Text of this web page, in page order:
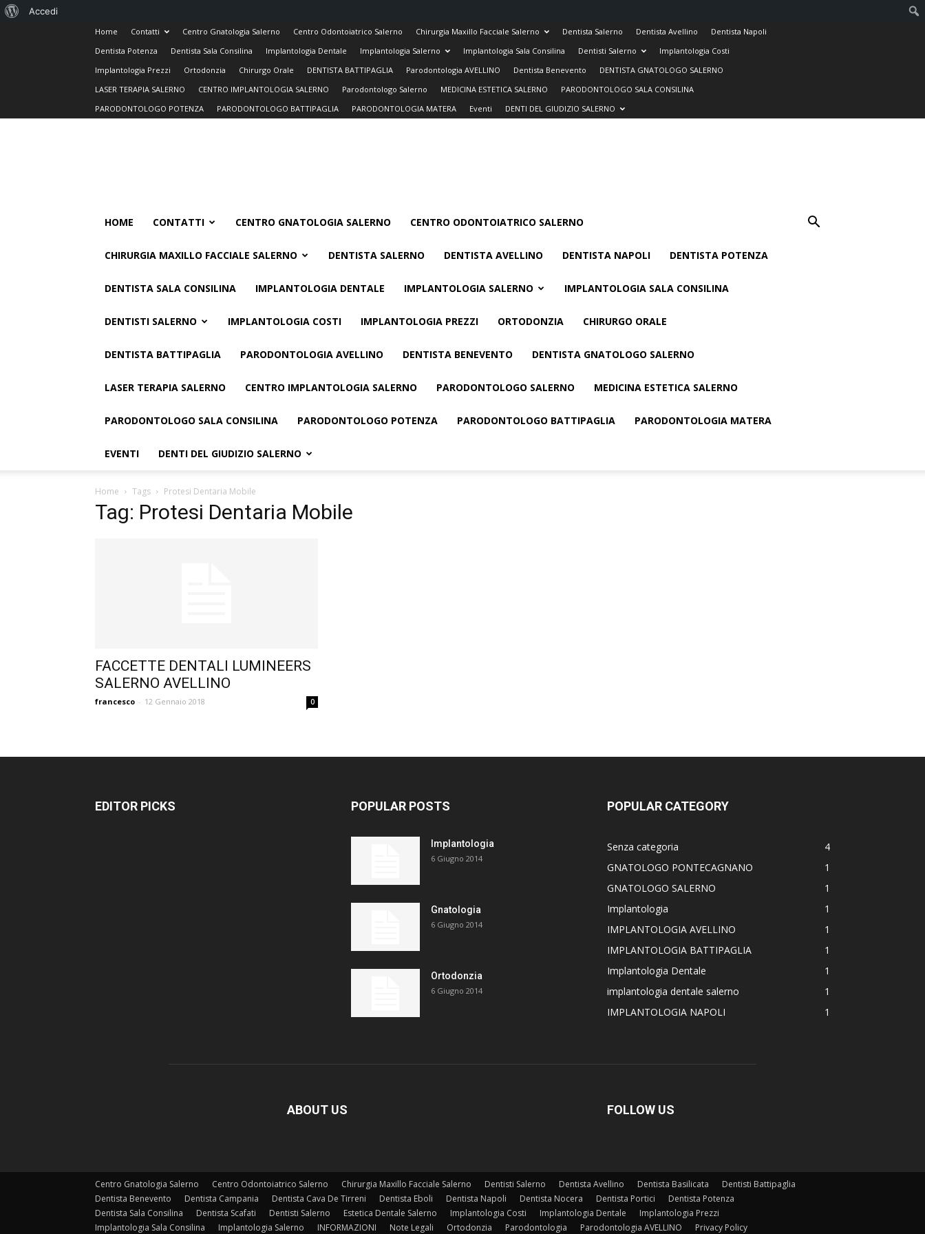
Home Contatti Centro Gnatologia Salerno Centro Odontoiatrico Salerno Chirurgia Maxillo Facciale Salerno Dentista Salerno Dentista Avellino
Dentista Napoli
Dentista Potenza
Dentista Sala Consilina Implantologia Dentale Implantologia Salerno Implantologia Sala Consilina Dentisti Salerno
Implantologia Costi
Implantologia Prezzi
Ortodonzia Chirurgo Orale DENTISTA BATTIPAGLIA Parodontologia AVELLINO Dentista Benevento
DENTISTA GNATOLOGO SALERNO
LASER TERAPIA SALERNO
CENTRO IMPLANTOLOGIA SALERNO Parodontologo Salerno MEDICINA ESTETICA SALERNO
PARODONTOLOGO SALA CONSILINA
PARODONTOLOGO POTENZA
PARODONTOLOGO BATTIPAGLIA PARODONTOLOGIA MATERA Eventi DENTI DEL GIUDIZIO SALERNO
HOME CONTATTI CENTRO GNATOLOGIA SALERNO CENTRO ODONTOIATRICO SALERNO
CHIRURGIA MAXILLO FACCIALE SALERNO DENTISTA SALERNO DENTISTA AVELLINO DENTISTA NAPOLI DENTISTA POTENZA
DENTISTA SALA CONSILINA IMPLANTOLOGIA DENTALE IMPLANTOLOGIA SALERNO IMPLANTOLOGIA SALA CONSILINA
DENTISTI SALERNO IMPLANTOLOGIA COSTI IMPLANTOLOGIA PREZZI ORTODONZIA CHIRURGO ORALE
DENTISTA BATTIPAGLIA PARODONTOLOGIA AVELLINO DENTISTA BENEVENTO DENTISTA GNATOLOGO SALERNO
LASER TERAPIA SALERNO CENTRO IMPLANTOLOGIA SALERNO PARODONTOLOGO SALERNO MEDICINA ESTETICA SALERNO
PARODONTOLOGO SALA CONSILINA PARODONTOLOGO POTENZA PARODONTOLOGO BATTIPAGLIA PARODONTOLOGIA MATERA
EVENTI DENTI DEL GIUDIZIO SALERNO
Home Tags Protesi Dentaria Mobile
Tag: Protesi Dentaria Mobile
FACCETTE DENTALI LUMINEERS
SALERNO AVELLINO
francesco - 12 Gennaio 2018 0
EDITOR PICKS POPULAR POSTS
Implantologia
6 Giugno 2014
Gnatologia
6 Giugno 2014
Ortodonzia
6 Giugno 2014
POPULAR CATEGORY
Senza categoria
4
GNATOLOGO PONTECAGNANO
1
GNATOLOGO SALERNO
1
Implantologia
1
IMPLANTOLOGIA AVELLINO
1
IMPLANTOLOGIA BATTIPAGLIA
1
Implantologia Dentale
1
implantologia dentale salerno
1
IMPLANTOLOGIA NAPOLI
1
ABOUT US FOLLOW US
Centro Gnatologia Salerno Centro Odontoiatrico Salerno Chirurgia Maxillo Facciale Salerno Dentisti Salerno Dentista Avellino Dentista Basilicata
Dentisti Battipaglia
Dentista Benevento
Dentista Campania Dentista Cava De Tirreni Dentista Eboli Dentista Napoli Dentista Nocera Dentista Portici
Dentista Potenza
Dentista Sala Consilina
Dentista Scafati Dentisti Salerno Estetica Dentale Salerno Implantologia Costi Implantologia Dentale
Implantologia Prezzi
Implantologia Sala Consilina
Implantologia Salerno INFORMAZIONI Note Legali Ortodonzia Parodontologia Parodontologia AVELLINO Privacy Policy
Informazioni
Accedi